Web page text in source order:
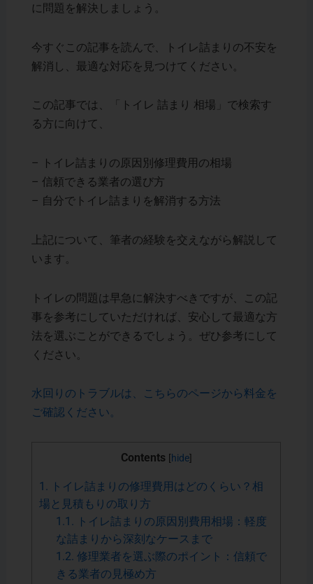
に問題を解決しましょう。
今すぐこの記事を読んで、トイレ詰まりの不安を
解消し、最適な対応を見つけてください。
この記事では、「トイレ 詰まり 相場」で検索す
る方に向けて、
– トイレ詰まりの原因別修理費用の相場
– 信頼できる業者の選び方
– 自分でトイレ詰まりを解消する方法
上記について、筆者の経験を交えながら解説して
います。
トイレの問題は早急に解決すべきですが、この記
事を参考にしていただければ、安心して最適な方
法を選ぶことができるでしょう。ぜひ参考にして
ください。
水回りのトラブルは、こちらのページから料金を
ご確認ください。
Contents [hide]
1. トイレ詰まりの修理費用はどのくらい？相
場と見積もりの取り方
1.1. トイレ詰まりの原因別費用相場：軽度
な詰まりから深刻なケースまで
1.2. 修理業者を選ぶ際のポイント：信頼で
きる業者の見極め方